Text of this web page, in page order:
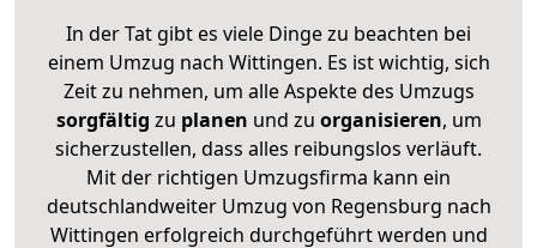
In der Tat gibt es viele Dinge zu beachten bei
einem Umzug nach Wittingen. Es ist wichtig, sich
Zeit zu nehmen, um alle Aspekte des Umzugs
sorgfältig zu planen und zu organisieren, um
sicherzustellen, dass alles reibungslos verläuft.
Mit der richtigen Umzugsfirma kann ein
deutschlandweiter Umzug von Regensburg nach
Wittingen erfolgreich durchgeführt werden und